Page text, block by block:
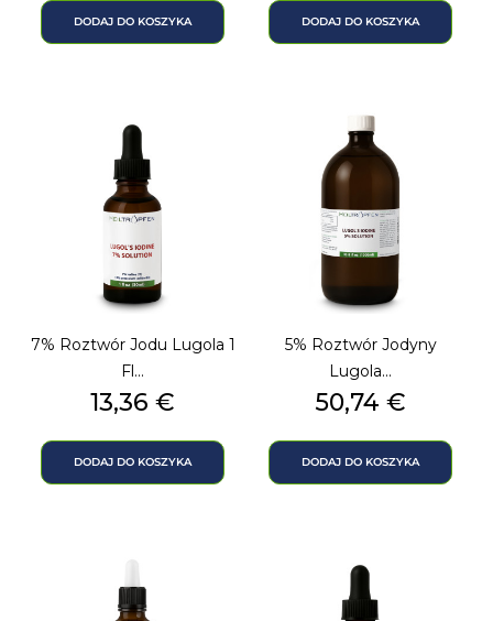
DODAJ DO KOSZYKA DODAJ DO KOSZYKA
7% Roztwór Jodu Lugola 1
Fl...
Cena
13,36 €
DODAJ DO KOSZYKA
5% Roztwór Jodyny
Lugola...
Cena
50,74 €
DODAJ DO KOSZYKA